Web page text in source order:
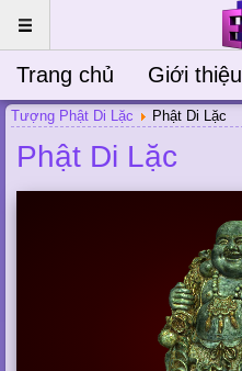
Trang chủ Giới thiệu
Tượng Phật Di Lặc Phật Di Lặc
Phật Di Lặc